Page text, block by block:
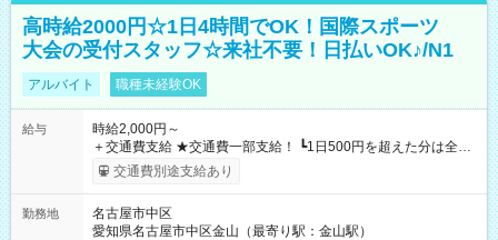
高時給2000円☆1日4時間でOK！国際スポーツ
大会の受付スタッフ☆来社不要！日払いOK♪/N1
アルバイト 職種未経験OK
給与
時給2,000円～
＋交通費支給 ★交通費一部支給！ ┗1日500円を超えた分は全額
支給！ ※往復500円以内の方は自己負担となります ★日払い
OK！（規定あり） ┗働いたその日に現金GET♪ お仕事後はコン
期間なし
交通費別途支給あり
勤務地
名古屋市中区
愛知県名古屋市中区金山（最寄り駅：金山駅）